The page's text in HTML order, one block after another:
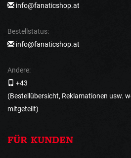
info@fanaticshop.at
Bestellstatus:
info@fanaticshop.at
Andere:
+43
(Bestellübersicht, Reklamationen usw.
mitgeteilt)
FÜR KUNDEN